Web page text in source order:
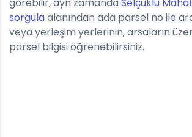
sorgulaalanından ada parsel no ile
veya yerleşim yerlerinin, arsaların
parsel bilgisi öğrenebilirsiniz.